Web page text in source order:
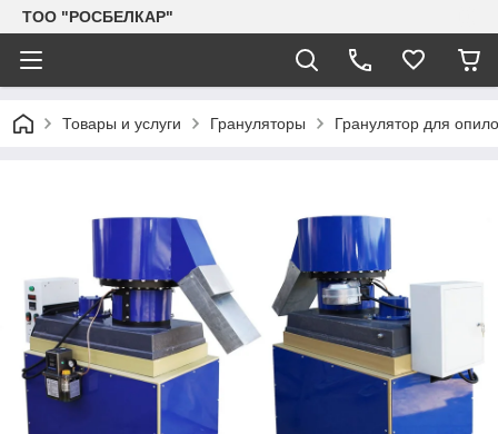
TOO "РОСБЕЛКАР"
Товары и услуги Грануляторы Гранулятор для